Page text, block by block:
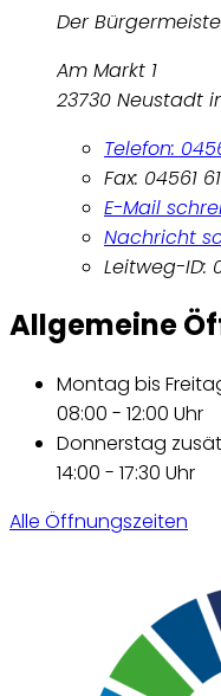
Der
Am Markt 1
23730 Neustadt
Telefon:
Fax: 04561
E-Mail
Nachricht
Leitweg-ID:
Allgemeine
Montag bis
08:00 - 12:00 Uhr
Donnerstag
14:00 - 17:30 Uhr
Alle Öffnungszeiten